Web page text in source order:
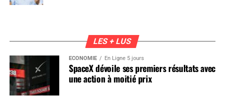
LES + LUS
ÉCONOMIE En Ligne 5 jours
SpaceX dévoile ses premiers résultats avec
une action à moitié prix